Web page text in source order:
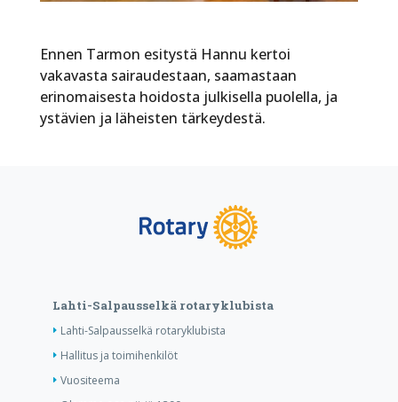
Ennen Tarmon esitystä Hannu kertoi
vakavasta sairaudestaan, saamastaan
erinomaisesta hoidosta julkisella puolella, ja
ystävien ja läheisten tärkeydestä.
Lahti-Salpausselkä rotaryklubista
Lahti-Salpausselkä rotaryklubista
Hallitus ja toimihenkilöt
Vuositeema